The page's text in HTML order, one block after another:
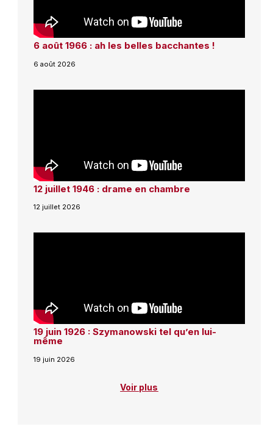
6 août 1966 : ah les belles bacchantes !
6 août 2026
12 juillet 1946 : drame en chambre
12 juillet 2026
19 juin 1926 : Szymanowski tel qu’en lui-
même
19 juin 2026
Voir plus